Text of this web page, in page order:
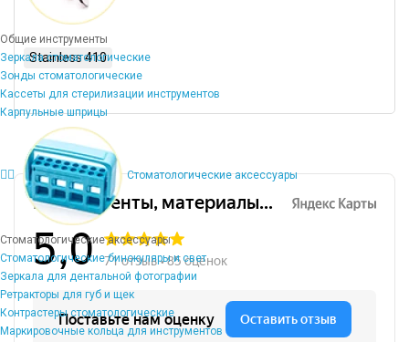
Общие инструменты
Зеркала стоматологические
Зонды стоматологические
Кассеты для стерилизации инструментов
Карпульные шприцы
Стоматологические аксессуары
Стоматологические аксессуары
Стоматологические бинокуляры и свет
Зеркала для дентальной фотографии
Ретракторы для губ и щек
Контрастеры стоматологические
Маркировочные кольца для инструментов
Stainless 410